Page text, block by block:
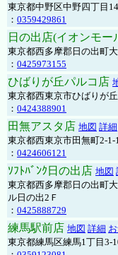
東京都中野区中野四丁目
： 0359429861
日の出店(イオンモー
東京都西多摩郡日の出町
： 0425973155
ひばりが丘パルコ店
東京都西東京市ひばりが
： 0424388901
田無アスタ店 地図 詳細
東京都西東京市田無町2-
： 0424606121
ｿﾌﾄﾊﾞﾝｸ日の出店 地図
東京都西多摩郡日の出町
ル日の出2Ｆ
： 0425888729
練馬駅前店 地図 詳細
東京都練馬区練馬1丁目3-